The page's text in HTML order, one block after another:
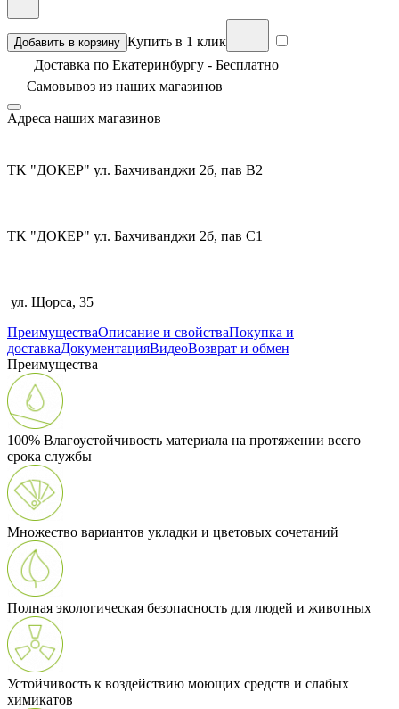
Добавить в корзину Купить в 1 клик
Доставка по Екатеринбургу - Бесплатно
Самовывоз из наших магазинов
Адреса наших магазинов
TK "ДОКЕР" ул. Бахчиванджи 2б, пав В2
TK "ДОКЕР" ул. Бахчиванджи 2б, пав С1
ул. Щорса, 35
ПреимуществаОписание и свойстваПокупка и
доставкаДокументацияВидеоВозврат и обмен
Преимущества
100% Влагоустойчивость материала на протяжении всего
срока службы
Множество вариантов укладки и цветовых сочетаний
Полная экологическая безопасность для людей и животных
Устойчивость к воздействию моющих средств и слабых
химикатов